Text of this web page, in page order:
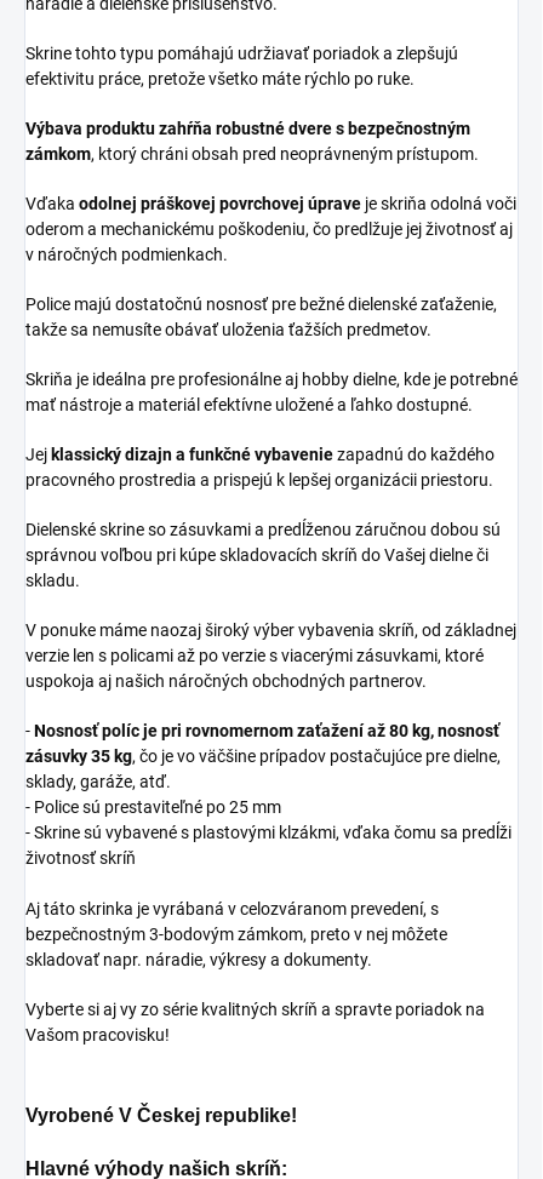
Skrine tohto typu pomáhajú udržiavať poriadok a zlepšujú
efektivitu práce, pretože všetko máte rýchlo po ruke.
Výbava produktu zahŕňa robustné dvere s bezpečnostným
zámkom, ktorý chráni obsah pred neoprávneným prístupom.
Vďaka odolnej práškovej povrchovej úprave je skriňa odolná voči
oderom a mechanickému poškodeniu, čo predlžuje jej životnosť aj
v náročných podmienkach.
Police majú dostatočnú nosnosť pre bežné dielenské zaťaženie,
takže sa nemusíte obávať uloženia ťažších predmetov.
Skriňa je ideálna pre profesionálne aj hobby dielne, kde je potrebné
mať nástroje a materiál efektívne uložené a ľahko dostupné.
Jej klassický dizajn a funkčné vybaveniezapadnú do každého
pracovného prostredia a prispejú k lepšej organizácii priestoru.
Dielenské skrine so zásuvkami a predĺženou záručnou dobou sú
správnou voľbou pri kúpe skladovacích skríň do Vašej dielne či
skladu.
V ponuke máme naozaj široký výber vybavenia skríň, od základnej
verzie len s policami až po verzie s viacerými zásuvkami, ktoré
uspokoja aj našich náročných obchodných partnerov.
-Nosnosť políc je pri rovnomernom zaťažení až 80 kg, nosnosť
zásuvky 35 kg, čo je vo väčšine prípadov postačujúce pre dielne,
sklady, garáže, atď.
- Police sú prestaviteľné po 25 mm
- Skrine sú vybavené s plastovými klzákmi, vďaka čomu sa predĺži
životnosť skríň
Aj táto skrinka je vyrábaná v celozváranom prevedení, s
bezpečnostným 3-bodovým zámkom, preto v nej môžete
skladovať napr. náradie, výkresy a dokumenty.
Vyberte si aj vy zo série kvalitných skríň a spravte poriadok na
Vašom pracovisku!
Vyrobené V Českej republike!
Hlavné výhody našich skríň: